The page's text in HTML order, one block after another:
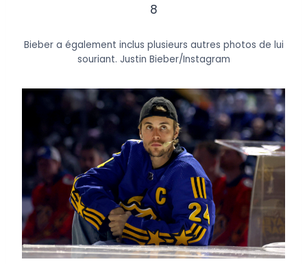
8
Bieber a également inclus plusieurs autres photos de lui
souriant. Justin Bieber/Instagram